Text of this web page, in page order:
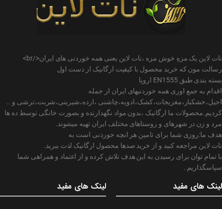
نات لاین یک مزهِ خوش مزه ،نات لاین یعنی همه خوردنی های ایران</br>
رسالت مون که خرید محصول با کیفیت ارگانیک از دست اول
بسته بندی طبق EN1555 اروپا
اقدام به جمع اوری همه خوردنیهای ایران از جمله
اجیل،خشکبار،مغزیجات،کشک،ادویه،چاشنی ،ارده،شیرینی،شربت،ترشی و ..
کردیم.محصولات ما ارگانیک ،بدون مواد نگهدارنده و بصورت خانگی توسط ده ها
مرد و زن در شهرهای و روستاهای مختلف ایران تهیه میشوند.
هدف ما:روزی شما برای تامین هر انچه خوردنی است به
نات لاین مراجعه کنید و از خرید صدها محصول ارگانیک لذت ببرید.
با تمام توان برای رسیدن به این هدف تلاش کرده و از اعتماد و همراهی شما
سپاسگذاریم .
لینک های مفید لینک های مفید